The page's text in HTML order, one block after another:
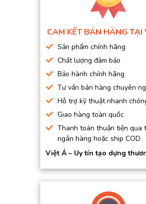
DÂY HƠI, ỐNG HƠI
BƠM MÀNG KHÍ NÉN
BƠM HÚT CHÂN KHÔNG
BƠM ĐỊNH LƯỢNG
MOTOR, HỘP GIẢM TỐC
MÁY TẠO KHÍ NITO
CAM KẾT BÁN HÀNG TẠI
Sản phẩm chính hãng
Chất lượng đảm bảo
Bảo hành chính hãng
Tư vấn bán hàng chuyên
Hỗ trợ kỹ thuật nhanh
Giao hàng toàn quốc
Thanh toán thuận tiện qua
ngân hàng hoặc ship COD
Việt Á – Uy tín tạo dựng